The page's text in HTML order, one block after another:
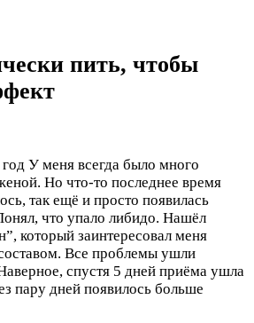
пить, чтобы
У меня всегда было много
Но что-то последнее время
так ещё и просто появилась
что упало либидо. Нашёл
который заинтересовал меня
Все проблемы ушли
спустя 5 дней приёма ушла
пару дней появилось больше